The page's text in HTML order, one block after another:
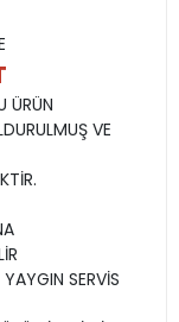
ÜRÜN
VE
SERVİS